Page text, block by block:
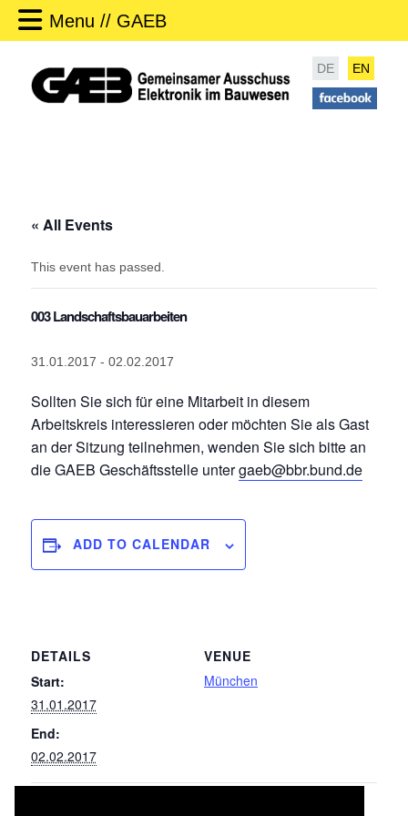
Menu // GAEB
DE EN
« All Events
This event has passed.
003 Landschaftsbauarbeiten
31.01.2017 - 02.02.2017
Sollten Sie sich für eine Mitarbeit in diesem
Arbeitskreis interessieren oder möchten Sie als Gast
an der Sitzung teilnehmen, wenden Sie sich bitte an
die GAEB Geschäftsstelle untergaeb@bbr.bund.de
ADD TO CALENDAR
DETAILS
Start:
31.01.2017
End:
02.02.2017
VENUE
München